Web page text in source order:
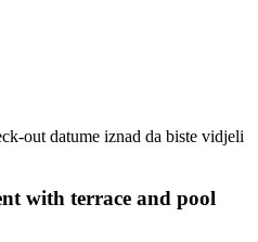
out datume iznad da biste vidjeli
with terrace and pool